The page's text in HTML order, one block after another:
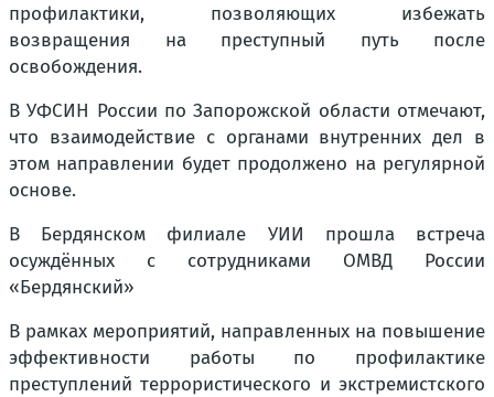
профилактики, позволяющих избежать
возвращения на преступный путь после
освобождения.
В УФСИН России по Запорожской области отмечают,
что взаимодействие с органами внутренних дел в
этом направлении будет продолжено на регулярной
основе.
В Бердянском филиале УИИ прошла встреча
осуждённых с сотрудниками ОМВД России
«Бердянский»
В рамках мероприятий, направленных на повышение
эффективности работы по профилактике
преступлений террористического и экстремистского